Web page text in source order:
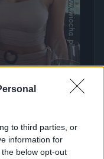
to third parties, or
information for
below opt-out